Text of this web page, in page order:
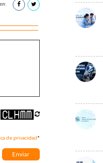
de privacidad*